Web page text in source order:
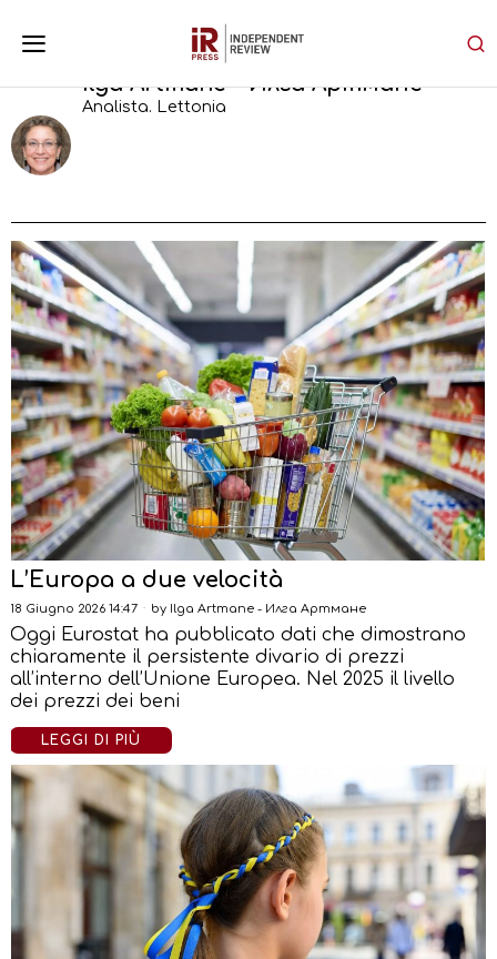
Ilga Artmane - Илга Артмане
Analista. Lettonia
L’Europa a due velocità
18 Giugno 2026 14:47 by Ilga Artmane - Илга Артмане
Oggi Eurostat ha pubblicato dati che dimostrano
chiaramente il persistente divario di prezzi
all’interno dell’Unione Europea. Nel 2025 il livello
dei prezzi dei beni
LEGGI DI PIÙ